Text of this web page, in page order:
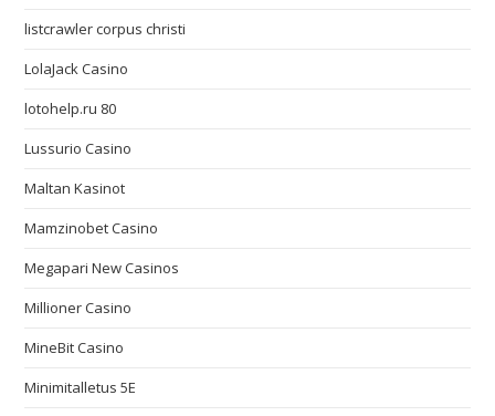
listcrawler corpus christi
LolaJack Casino
lotohelp.ru 80
Lussurio Casino
Maltan Kasinot
Mamzinobet Casino
Megapari New Casinos
Millioner Casino
MineBit Casino
Minimitalletus 5E